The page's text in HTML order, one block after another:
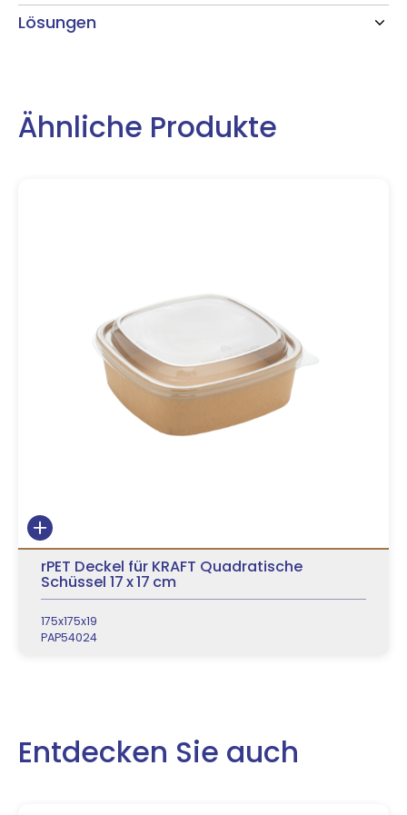
Lösungen
Ähnliche Produkte
rPET Deckel für KRAFT Quadratische
Schüssel 17 x 17 cm
175x175x19
PAP54024
Entdecken Sie auch